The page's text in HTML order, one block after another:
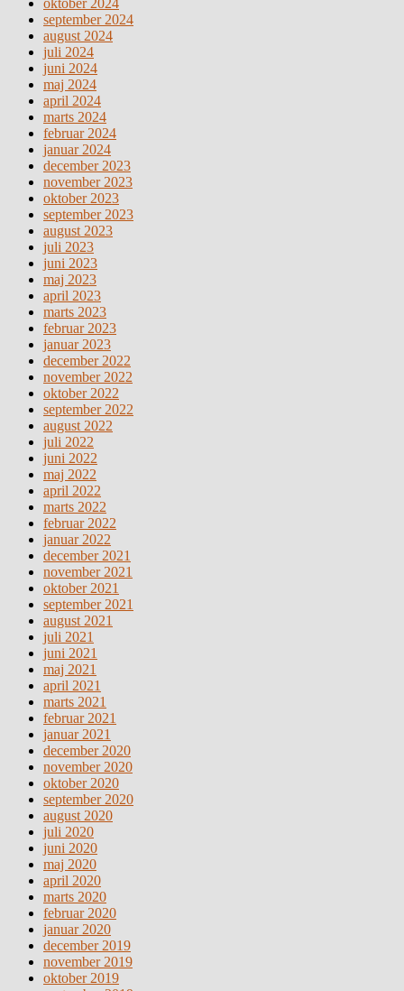
september 2024
august 2024
juli 2024
juni 2024
maj 2024
april 2024
marts 2024
februar 2024
januar 2024
december 2023
november 2023
oktober 2023
september 2023
august 2023
juli 2023
juni 2023
maj 2023
april 2023
marts 2023
februar 2023
januar 2023
december 2022
november 2022
oktober 2022
september 2022
august 2022
juli 2022
juni 2022
maj 2022
april 2022
marts 2022
februar 2022
januar 2022
december 2021
november 2021
oktober 2021
september 2021
august 2021
juli 2021
juni 2021
maj 2021
april 2021
marts 2021
februar 2021
januar 2021
december 2020
november 2020
oktober 2020
september 2020
august 2020
juli 2020
juni 2020
maj 2020
april 2020
marts 2020
februar 2020
januar 2020
december 2019
november 2019
oktober 2019